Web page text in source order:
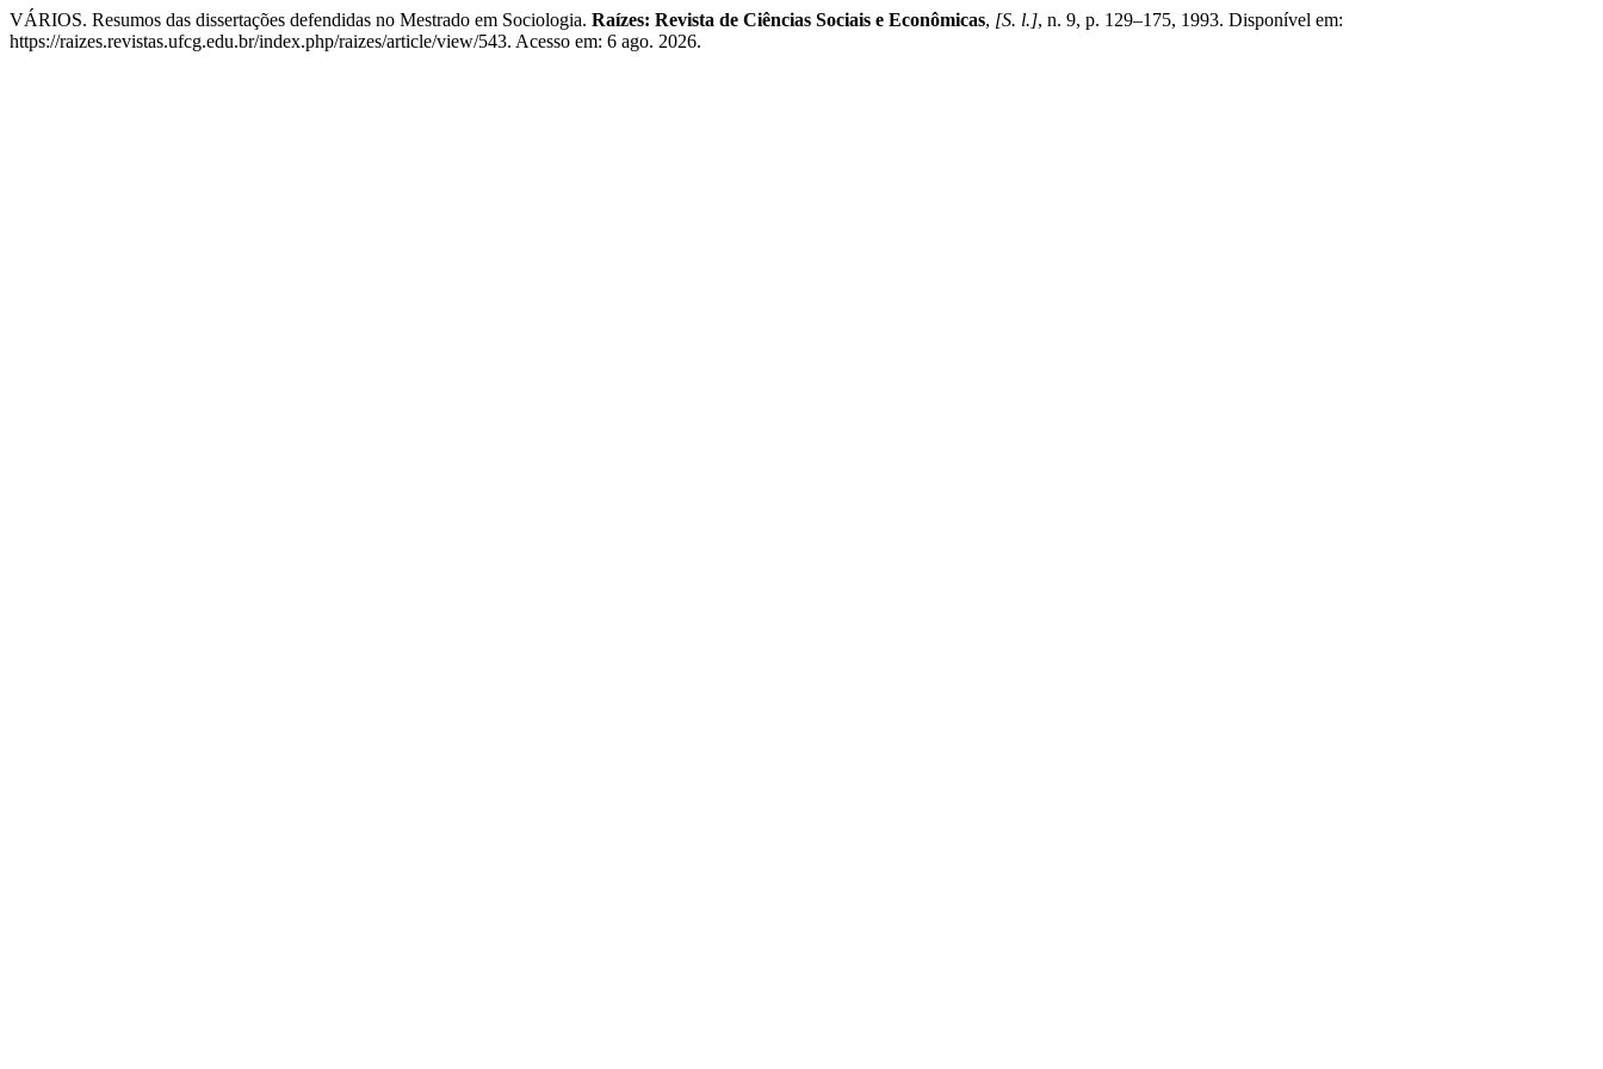
VÁRIOS. Resumos das dissertações defendidas no Mestrado em Sociologia. Raízes: Revista de Ciências Sociais e Econômicas, [S. l.], n. 9, p. 129–175, 1993. Disponível em:
https://raizes.revistas.ufcg.edu.br/index.php/raizes/article/view/543. Acesso em: 6 ago. 2026.